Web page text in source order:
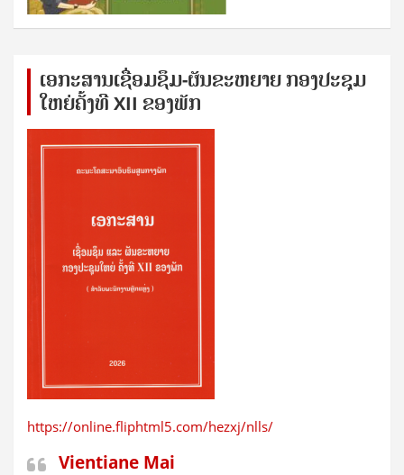
ເອກ​ະ​ສານ​ເຊ​ື່ອມ​ຊ​ຶມ-ຜັນ​ຂະ​ຫ​ຍາຍ ກອງ​ປະ​ຊຸມ​
ໃຫຍ່​ຄັ້ງ​ທີ XII ຂອງ​ພັກ
https://online.fliphtml5.com/hezxj/nlls/
Vientiane Mai